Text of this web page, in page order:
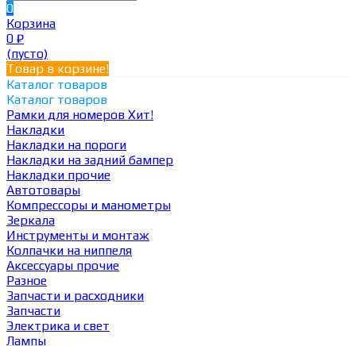
0
Корзина
0 ₽
(пусто)
Товар в корзине!
Каталог товаров
Каталог товаров
Рамки для номеров Хит!
Накладки
Накладки на пороги
Накладки на задний бампер
Накладки прочие
Автотовары
Компрессоры и манометры
Зеркала
Инструменты и монтаж
Колпачки на ниппеля
Аксессуары прочие
Разное
Запчасти и расходники
Запчасти
Электрика и свет
Лампы